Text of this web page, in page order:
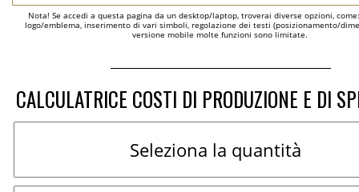
Nota! Se accedi a questa pagina da un desktop/laptop, troverai diverse opzioni,
logo/emblema, inserimento di vari simboli, regolazione dei testi (posizionamento/
versione mobile molte funzioni sono limitate.
CALCULATRICE COSTI DI PRODUZIONE E DI